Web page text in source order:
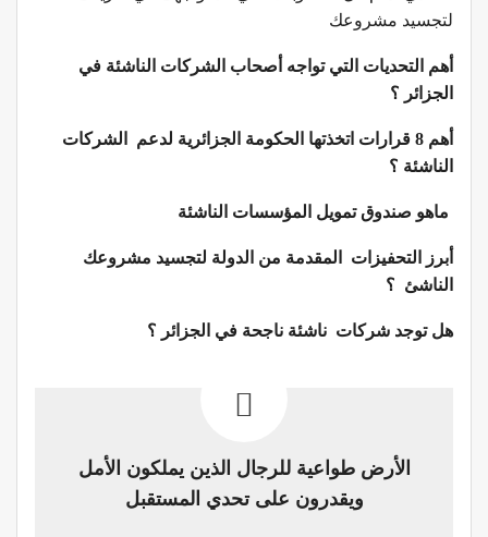
لتجسيد مشروعك
أهم التحديات التي تواجه أصحاب الشركات الناشئة في
الجزائر ؟
أهم 8 قرارات اتخذتها الحكومة الجزائرية لدعم الشركات
الناشئة ؟
ماهو صندوق تمويل المؤسسات الناشئة
أبرز التحفيزات المقدمة من الدولة لتجسيد مشروعك
الناشئ ؟
هل توجد شركات ناشئة ناجحة في الجزائر ؟
الأرض طواعية للرجال الذين يملكون الأمل
ويقدرون على تحدي المستقبل